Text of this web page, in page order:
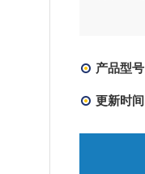
产品型号
更新时间